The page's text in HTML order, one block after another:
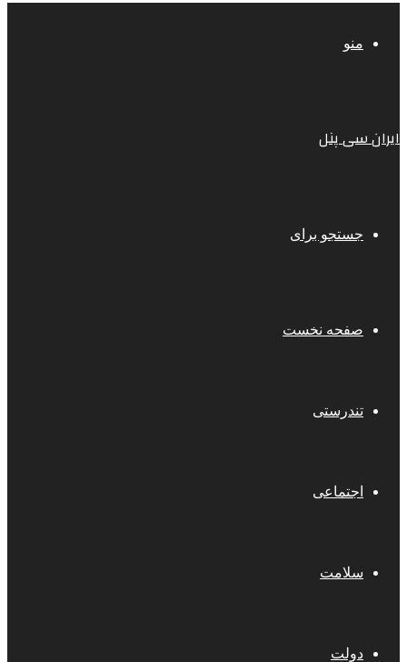
منو
ایران سی پنل
جستجو برای
صفحه نخست
تندرستی
اجتماعی
سلامت
دولت